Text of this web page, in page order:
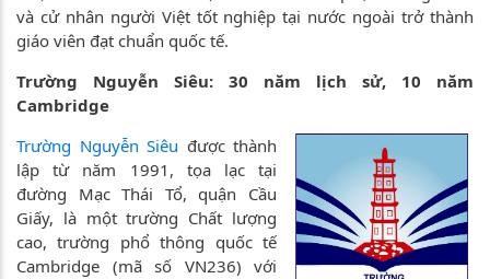
và cử nhân người Việt tốt nghiệp tại nước ngoài trở thành
giáo viên đạt chuẩn quốc tế.
Trường Nguyễn Siêu: 30 năm lịch sử, 10 năm
Cambridge
Trường Nguyễn Siêu được thành
lập từ năm 1991, tọa lạc tại
đường Mạc Thái Tổ, quận Cầu
Giấy, là một trường Chất lượng
cao, trường phổ thông quốc tế
Cambridge (mã số VN236) với